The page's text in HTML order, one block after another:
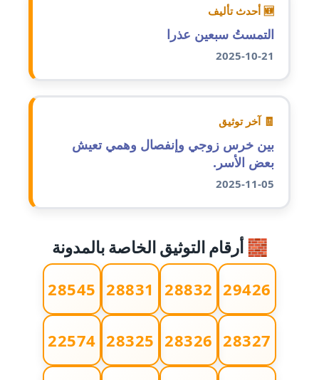
مدونة ايمان النادي
عاملة
مدونة ايمان عبد الحليم
عاملة
مدونة ايمان قادري
عاملة
عاملة
مدونة إيناس عراقي
عاملة
🆕 أحدث تأليف
التمستُ سبعين عذرا
2025-10-21
🧾 آخر توثيق
بين خرس زوجي وإنفصال وهمي تعيش
بعض الأسر.
2025-11-05
🧱 أرقام التوثيق الخاصة بالمدونة
29426
28832
28831
28545
28327
28326
28325
22574